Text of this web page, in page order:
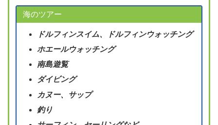
海のツアー
ドルフィンスイム、ドルフィンウォッチング
ホエールウォッチング
南島遊覧
ダイビング
カヌー、サップ
釣り